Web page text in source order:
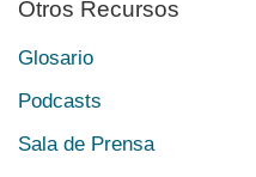
Otros Recursos
Glosario
Podcasts
Sala de Prensa